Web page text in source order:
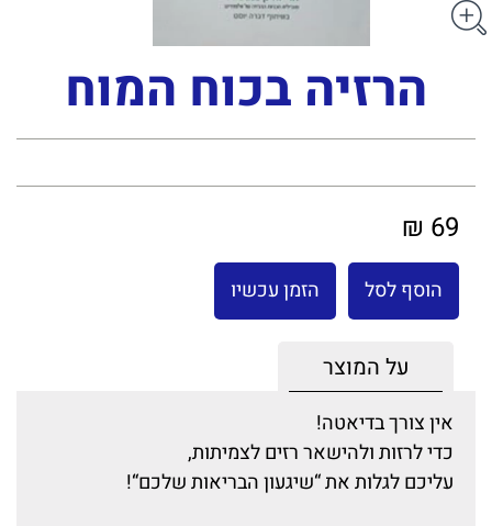
הרזיה בכוח המוח
69 ₪
הוסף לסל הזמן עכשיו
על המוצר
אין צורך בדיאטה!
כדי לרזות ולהישאר רזים לצמיתות,
עליכם לגלות את “שיגעון הבריאות שלכם“!